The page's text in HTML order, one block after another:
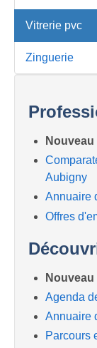
Vitrerie pvc
Zinguerie
Nouveau
Aubigny
Annuaire
Offres
Nouveau
Agenda
Annuaire
Parcours